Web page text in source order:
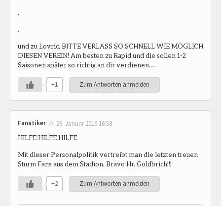
.
.
und zu Lovric, BITTE VERLASS SO SCHNELL WIE MÖGLICH
DIESEN VEREIN! Am besten zu Rapid und die sollen 1-2
Saisonen später so richtig an dir verdienen….
+1 Zum Antworten anmelden
Fanatiker 26. Januar 2016 16:58
HILFE HILFE HILFE
Mit dieser Personalpolitik vertreibt man die letzten treuen
Sturm Fans aus dem Stadion. Bravo Hr. Goldbrich!!!
+2 Zum Antworten anmelden